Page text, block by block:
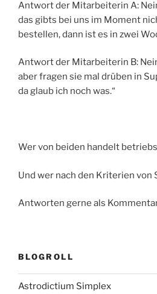
Antwort der Mitarbeiterin A:
das gibts bei uns im Moment
bestellen, dann ist es in zwei
Antwort der Mitarbeiterin B:
aber fragen sie mal drüben in
da glaub ich noch was.“
Wer von beiden handelt
Und wer nach den Kriterien von
Antworten gerne als
BLOGROLL
Astrodictium Simplex